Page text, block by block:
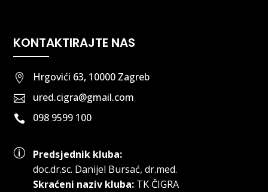
KONTAKTIRAJTE NAS
 Hrgovići 63, 10000 Zagreb
 ured.cigra@gmail.com
 098 9599 100
p
Predsjednik kluba:
doc.dr.sc. Danijel Bursać, dr.med.
Skraćeni naziv kluba:TK ČIGRA